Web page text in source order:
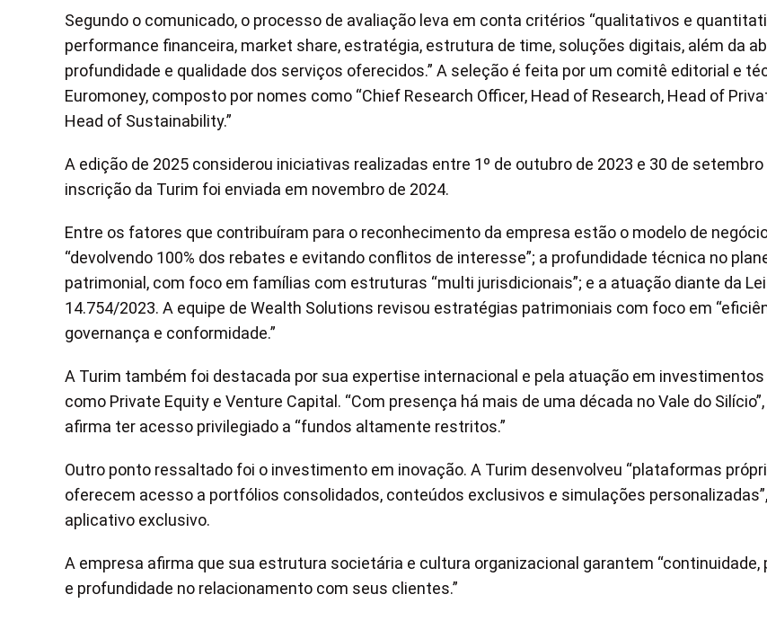
Segundo o comunicado, o processo de avaliação leva em conta critérios “qualitativos e
performance financeira, market share, estratégia, estrutura de time, soluções digitais, além da
profundidade e qualidade dos serviços oferecidos.” A seleção é feita por um comitê editorial e
Euromoney, composto por nomes como “Chief Research Officer, Head of Research, Head of
Head of Sustainability.”
A edição de 2025 considerou iniciativas realizadas entre 1º de outubro de 2023 e 30 de setembro
inscrição da Turim foi enviada em novembro de 2024.
Entre os fatores que contribuíram para o reconhecimento da empresa estão o modelo de
“devolvendo 100% dos rebates e evitando conflitos de interesse”; a profundidade técnica no
patrimonial, com foco em famílias com estruturas “multi jurisdicionais”; e a atuação diante da Lei
14.754/2023. A equipe de Wealth Solutions revisou estratégias patrimoniais com foco em
governança e conformidade.”
A Turim também foi destacada por sua expertise internacional e pela atuação em investimentos
como Private Equity e Venture Capital. “Com presença há mais de uma década no Vale do
afirma ter acesso privilegiado a “fundos altamente restritos.”
Outro ponto ressaltado foi o investimento em inovação. A Turim desenvolveu “plataformas
oferecem acesso a portfólios consolidados, conteúdos exclusivos e simulações
aplicativo exclusivo.
A empresa afirma que sua estrutura societária e cultura organizacional garantem “continuidade,
e profundidade no relacionamento com seus clientes.”